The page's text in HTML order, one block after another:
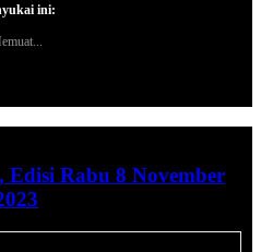
ini:
Edisi Rabu 8 November